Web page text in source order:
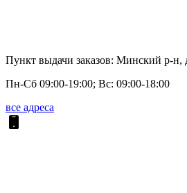
Пункт выдачи заказов: Минский р-
Пн-Сб 09:00-19:00; Вс: 09:00-18:00
все адреса